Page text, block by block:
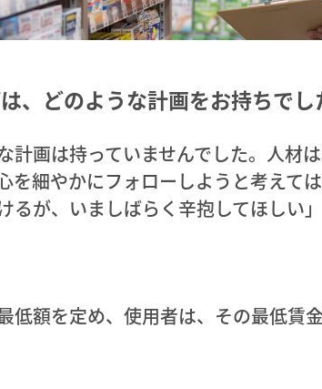
、どのような計画をお持ちでし
計画は持っていませんでした。人材
を細やかにフォローしようと考えて
るが、いましばらく辛抱してほしい
低額を定め、使用者は、その最低賃